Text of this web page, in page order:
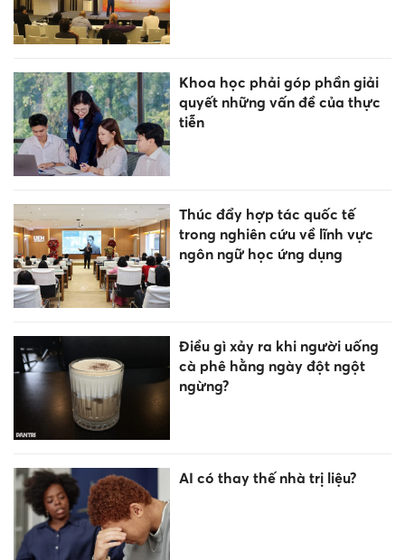
Khoa học phải góp phần giải
quyết những vấn đề của thực
tiễn
Thúc đẩy hợp tác quốc tế
trong nghiên cứu về lĩnh vực
ngôn ngữ học ứng dụng
Điều gì xảy ra khi người uống
cà phê hằng ngày đột ngột
ngừng?
AI có thay thế nhà trị liệu?